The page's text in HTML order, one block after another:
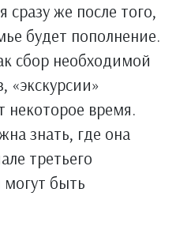
сразу же после того,
будет пополнение.
сбор необходимой
«экскурсии»
время.
знать, где она
третьего
могут быть